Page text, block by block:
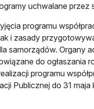
uchwalane przez
programu
i zasady
samorządów. Organy
do ogłaszania
programu
Publicznej do 31